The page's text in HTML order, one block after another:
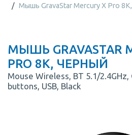
Мышь GravaStar Mercury X Pro
МЫШЬ GRAVASTAR
PRO 8K, ЧЕРНЫЙ
Mouse Wireless, BT 5.1/
buttons, USB, Black